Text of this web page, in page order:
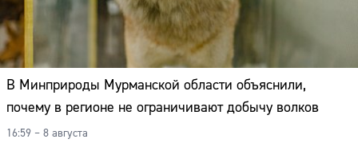
В Минприроды Мурманской области объяснили,
почему в регионе не ограничивают добычу волков
16:59 – 8 августа